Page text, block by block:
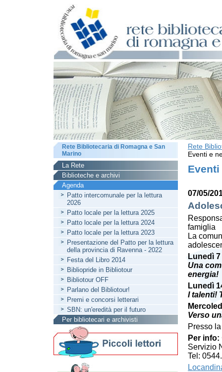
Rete
Eventi e
Eventi
07/05/
famiglia
La
Lunedì
Una
energia!
Lunedì
I talenti!
Verso
Presso
Per info:
Servizio
Tel:
Rete Bibliotecaria di Romagna e San
Marino
La Rete
Biblioteche e archivi
Agenda
Patto intercomunale per la lettura
2026
Patto locale per la lettura 2025
Patto locale per la lettura 2024
Patto locale per la lettura 2023
Presentazione del Patto per la lettura
della provincia di Ravenna - 2022
Festa del Libro 2014
Bibliopride in Bibliotour
Bibliotour OFF
Parlano del Bibliotour!
Premi e concorsi letterari
SBN: un'eredità per il futuro
Per bibliotecari e archivisti